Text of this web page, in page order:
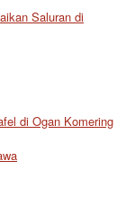
Saluran di
di Ogan Komering